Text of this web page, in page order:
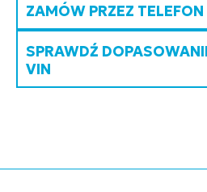
ZAMÓW PRZEZ TELEFON
SPRAWDŹ
VIN